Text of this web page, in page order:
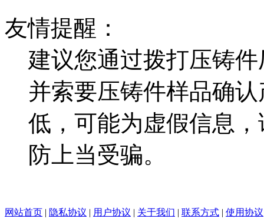
友情提醒：
建议您通过拨打压铸
并索要压铸件样品确
低，可能为虚假信息
防上当受骗。
网站首页 | 隐私协议 | 用户协议 | 关于我们 | 联系方式 | 使用协议